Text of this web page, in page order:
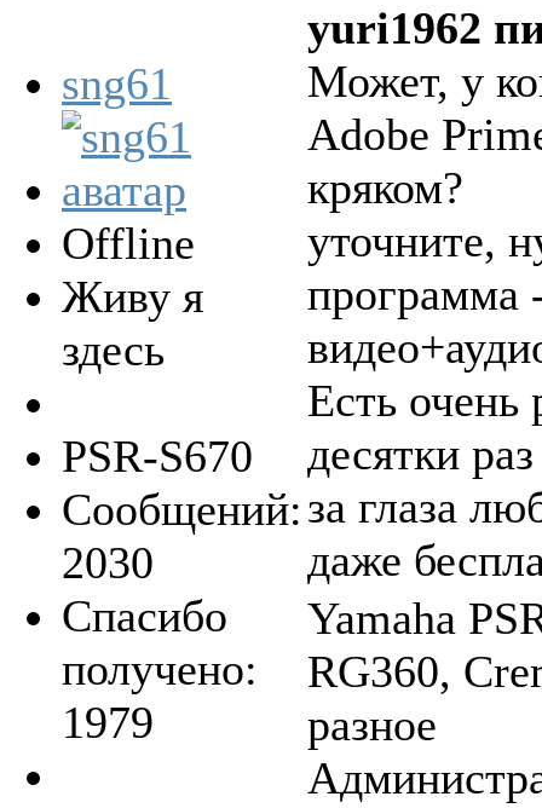
sng61
Offline
Живу я
здесь
PSR-S670
Сообщений:
2030
Спасибо
получено:
1979
yuri1962
Может, у
Adobe
кряком?
уточните,
программа
Есть очень
десятки
за глаза
даже
Yamaha
RG360,
разное